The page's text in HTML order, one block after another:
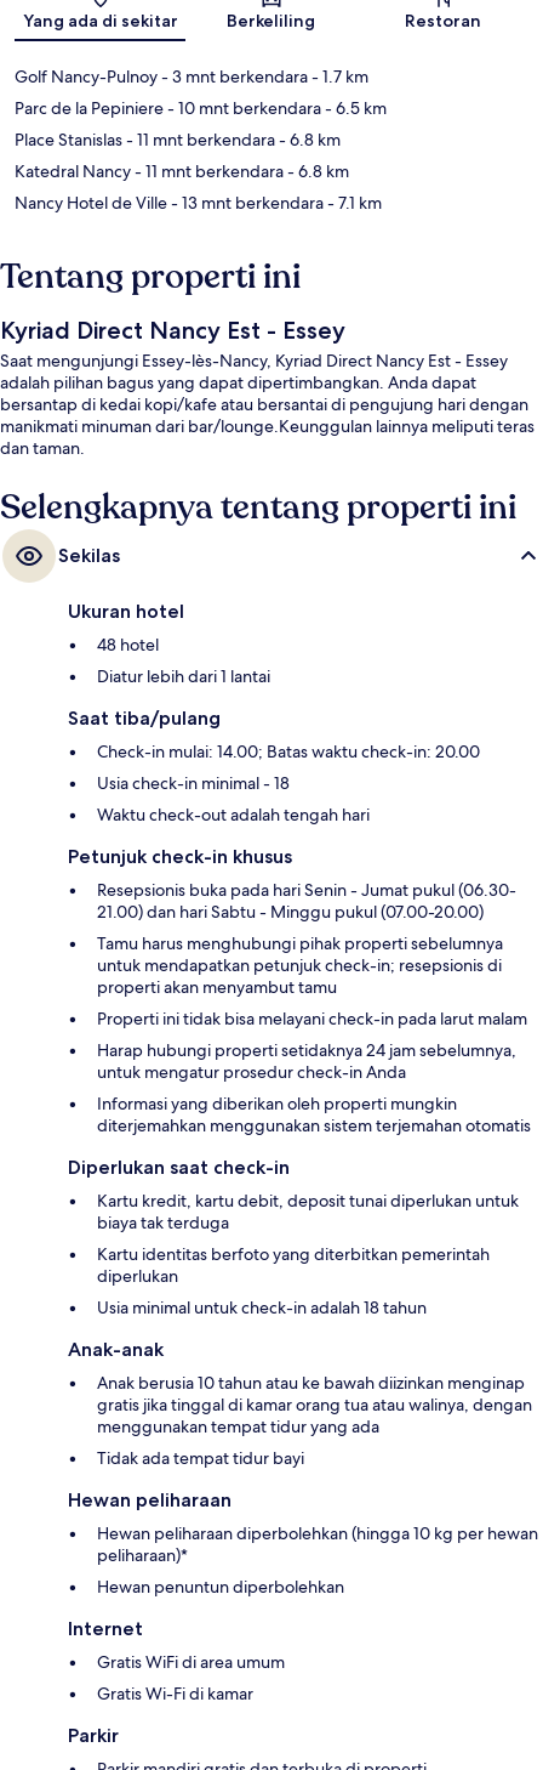
Yang ada di sekitar Berkeliling Restoran
Golf Nancy-Pulnoy- 3 mnt berkendara- 1.7 km
Parc de la Pepiniere- 10 mnt berkendara- 6.5 km
Place Stanislas- 11 mnt berkendara- 6.8 km
Katedral Nancy- 11 mnt berkendara- 6.8 km
Nancy Hotel de Ville- 13 mnt berkendara- 7.1 km
Tentang properti ini
Kyriad Direct Nancy Est - Essey
Saat mengunjungi Essey-lès-Nancy, Kyriad Direct Nancy Est - Essey
adalah pilihan bagus yang dapat dipertimbangkan. Anda dapat
bersantap di kedai kopi/kafe atau bersantai di pengujung hari dengan
manikmati minuman dari bar/lounge.Keunggulan lainnya meliputi teras
dan taman.
Selengkapnya tentang properti ini
Sekilas
Ukuran hotel
48 hotel
Diatur lebih dari 1 lantai
Saat tiba/pulang
Check-in mulai: 14.00; Batas waktu check-in: 20.00
Usia check-in minimal - 18
Waktu check-out adalah tengah hari
Petunjuk check-in khusus
Resepsionis buka pada hari Senin - Jumat pukul (06.30-
21.00) dan hari Sabtu - Minggu pukul (07.00-20.00)
Tamu harus menghubungi pihak properti sebelumnya
untuk mendapatkan petunjuk check-in; resepsionis di
properti akan menyambut tamu
Properti ini tidak bisa melayani check-in pada larut malam
Harap hubungi properti setidaknya 24 jam sebelumnya,
untuk mengatur prosedur check-in Anda
Informasi yang diberikan oleh properti mungkin
diterjemahkan menggunakan sistem terjemahan otomatis
Diperlukan saat check-in
Kartu kredit, kartu debit, deposit tunai diperlukan untuk
biaya tak terduga
Kartu identitas berfoto yang diterbitkan pemerintah
diperlukan
Usia minimal untuk check-in adalah 18 tahun
Anak-anak
Anak berusia 10 tahun atau ke bawah diizinkan menginap
gratis jika tinggal di kamar orang tua atau walinya, dengan
menggunakan tempat tidur yang ada
Tidak ada tempat tidur bayi
Hewan peliharaan
Hewan peliharaan diperbolehkan (hingga 10 kg per hewan
peliharaan)*
Hewan penuntun diperbolehkan
Internet
Gratis WiFi di area umum
Gratis Wi-Fi di kamar
Parkir